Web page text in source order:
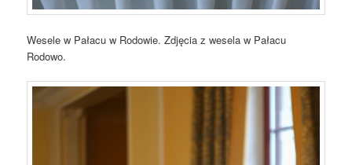
Wesele w Pałacu w Rodowie. Zdjęcia z wesela w Pałacu
Rodowo.